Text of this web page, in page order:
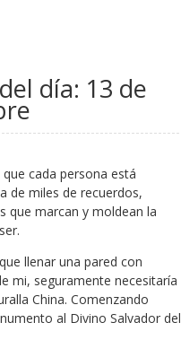
día: 13 de
que cada persona está
de miles de recuerdos,
que marcan y moldean la
llenar una pared con
mi, seguramente necesitaría
China. Comenzando
al Divino Salvador del